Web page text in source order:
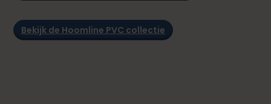
Bekijk de Hoomline PVC collectie